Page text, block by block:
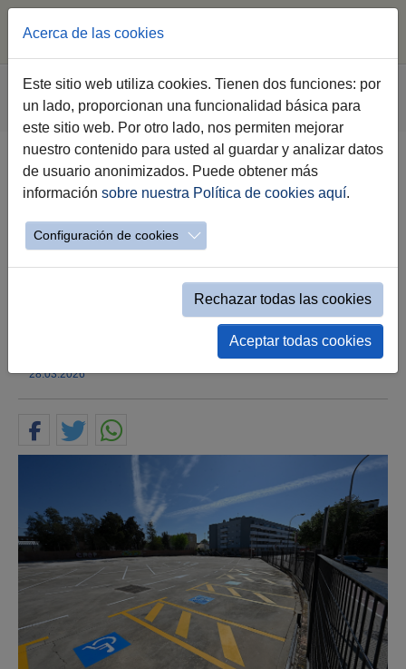
Saltar al contenido principal
Estás aquí:
Jerez.es Especiales
La Semana Santa
Evento simple Novedades Semana Santa
Los aparcamientos de La Plata y
el Taller de Fiestas ya están a
disposición de la ciudadanía
Entre ambos ofertan más de 170 plazas para
automóviles, bicicletas, motos y monopatines
28.03.2026
Acerca de las cookies
Este sitio web utiliza cookies. Tienen dos funciones: por
un lado, proporcionan una funcionalidad básica para
este sitio web. Por otro lado, nos permiten mejorar
nuestro contenido para usted al guardar y analizar datos
de usuario anonimizados. Puede obtener más
información sobre nuestra Política de cookies aquí.
Configuración de cookies
Rechazar todas las cookies
Aceptar todas cookies